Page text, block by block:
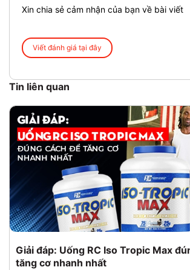
Xin chia sẻ cảm nhận của bạn về bài viết
Viết đánh giá tại đây
Tin liên quan
Giải đáp: Uống RC Iso Tropic Max
tăng cơ nhanh nhất